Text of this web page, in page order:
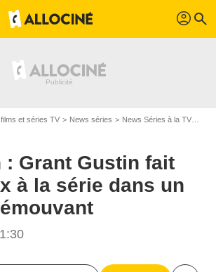
profil search
et séries TV News séries News Séries à la TV
: Grant Gustin fait
à la série dans un